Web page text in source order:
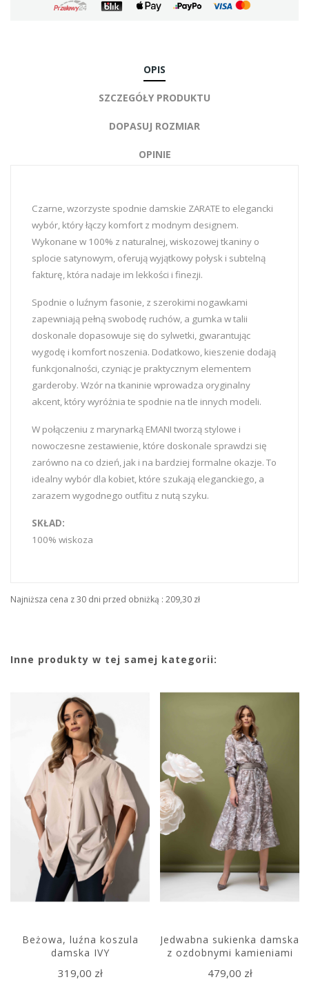
OPIS
SZCZEGÓŁY PRODUKTU
DOPASUJ ROZMIAR
OPINIE
Czarne, wzorzyste spodnie damskie ZARATE to elegancki
wybór, który łączy komfort z modnym designem.
Wykonane w 100% z naturalnej, wiskozowej tkaniny o
splocie satynowym, oferują wyjątkowy połysk i subtelną
fakturę, która nadaje im lekkości i finezji.
Spodnie o luźnym fasonie, z szerokimi nogawkami
zapewniają pełną swobodę ruchów, a gumka w talii
doskonale dopasowuje się do sylwetki, gwarantując
wygodę i komfort noszenia. Dodatkowo, kieszenie dodają
funkcjonalności, czyniąc je praktycznym elementem
garderoby. Wzór na tkaninie wprowadza oryginalny
akcent, który wyróżnia te spodnie na tle innych modeli.
W połączeniu z marynarką EMANI tworzą stylowe i
nowoczesne zestawienie, które doskonale sprawdzi się
zarówno na co dzień, jak i na bardziej formalne okazje. To
idealny wybór dla kobiet, które szukają eleganckiego, a
zarazem wygodnego outfitu z nutą szyku.
SKŁAD:
100% wiskoza
Najniższa cena z 30 dni przed obniżką : 209,30 zł
Inne produkty w tej samej kategorii:
Beżowa, luźna koszula
damska IVY
319,00 zł
Jedwabna sukienka damska
z ozdobnymi kamieniami
479,00 zł